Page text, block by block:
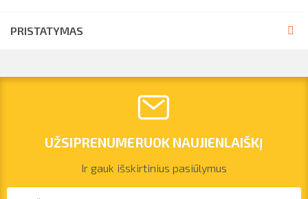
PRISTATYMAS
UŽSIPRENUMERUOK NAUJIENLAIŠKĮ
Ir gauk išskirtinius pasiūlymus